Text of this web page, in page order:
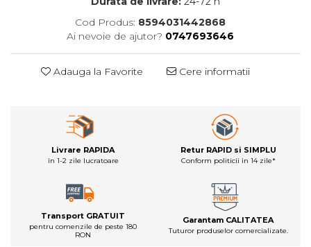
Cod Produs: 8594031442868
Ai nevoie de ajutor? 0747693646
Adauga la Favorite Cere informatii
Livrare RAPIDA
in 1-2 zile lucratoare
Retur RAPID si SIMPLU
Conform politicii in 14 zile*
Transport GRATUIT
pentru comenzile de peste 180
RON
Garantam CALITATEA
Tuturor produselor comercializate.